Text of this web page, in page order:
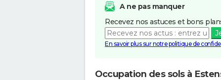
A ne pas manquer
Recevez nos astuces et bons
En savoir plus sur notre politique de
Occupation des sols à